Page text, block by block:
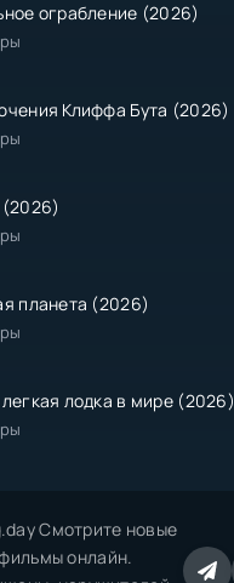
ограбление (2026)
Клиффа Бута (2026)
планета (2026)
лодка в мире (2026)
Смотрите новые
онлайн.